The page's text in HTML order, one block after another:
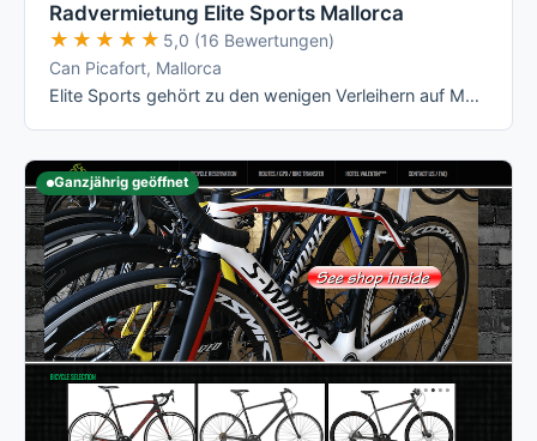
Radvermietung Elite Sports Mallorca
★★★★★
★★★★★ 5,0 (16 Bewertungen)
Can Picafort, Mallorca
Elite Sports gehört zu den wenigen Verleihern auf Mallorca mit echten All-Inclusive-Preisen: Versicherung, Radanpassung, Zubehör und …
Ganzjährig geöffnet